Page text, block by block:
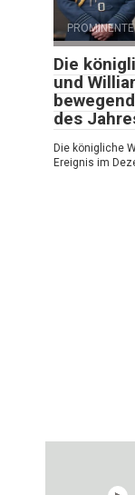
Die
und
des
Die königliche
Ereignis im